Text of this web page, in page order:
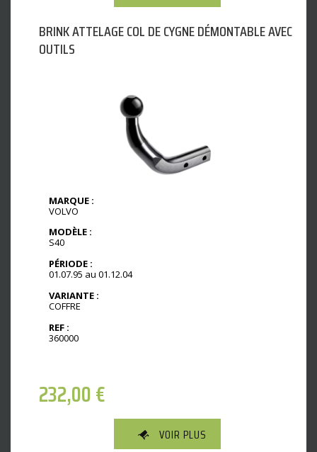
BRINK ATTELAGE COL DE CYGNE DÉMONTABLE AVEC
OUTILS
MARQUE :
VOLVO
MODÈLE :
S40
PÉRIODE :
01.07.95 au 01.12.04
VARIANTE :
COFFRE
REF :
360000
232,00€
VOIR PLUS